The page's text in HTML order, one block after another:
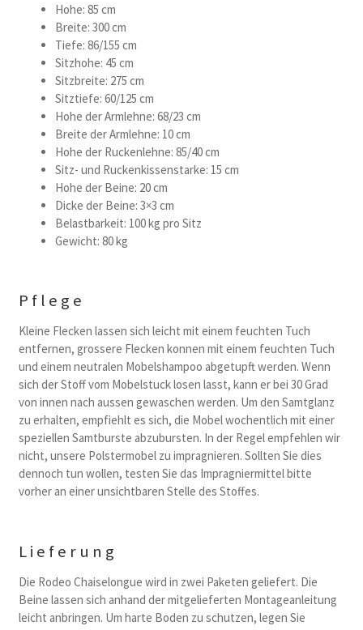
Hohe: 85 cm
Breite: 300 cm
Tiefe: 86/155 cm
Sitzhohe: 45 cm
Sitzbreite: 275 cm
Sitztiefe: 60/125 cm
Hohe der Armlehne: 68/23 cm
Breite der Armlehne: 10 cm
Hohe der Ruckenlehne: 85/40 cm
Sitz- und Ruckenkissenstarke: 15 cm
Hohe der Beine: 20 cm
Dicke der Beine: 3×3 cm
Belastbarkeit: 100 kg pro Sitz
Gewicht: 80 kg
Pflege
Kleine Flecken lassen sich leicht mit einem feuchten Tuch
entfernen, grossere Flecken konnen mit einem feuchten Tuch
und einem neutralen Mobelshampoo abgetupft werden. Wenn
sich der Stoff vom Mobelstuck losen lasst, kann er bei 30 Grad
von innen nach aussen gewaschen werden. Um den Samtglanz
zu erhalten, empfiehlt es sich, die Mobel wochentlich mit einer
speziellen Samtburste abzubursten. In der Regel empfehlen wir
nicht, unsere Polstermobel zu impragnieren. Sollten Sie dies
dennoch tun wollen, testen Sie das Impragniermittel bitte
vorher an einer unsichtbaren Stelle des Stoffes.
Lieferung
Die Rodeo Chaiselongue wird in zwei Paketen geliefert. Die
Beine lassen sich anhand der mitgelieferten Montageanleitung
leicht anbringen. Um harte Boden zu schutzen, legen Sie